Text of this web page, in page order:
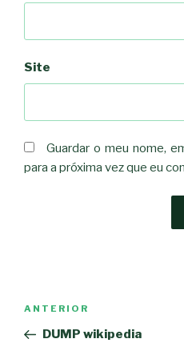
Site
Guardar o meu nome,
para a próxima vez que eu
artigos
Conteúdo
anterior
ANTERIOR
DUMP wikipedia